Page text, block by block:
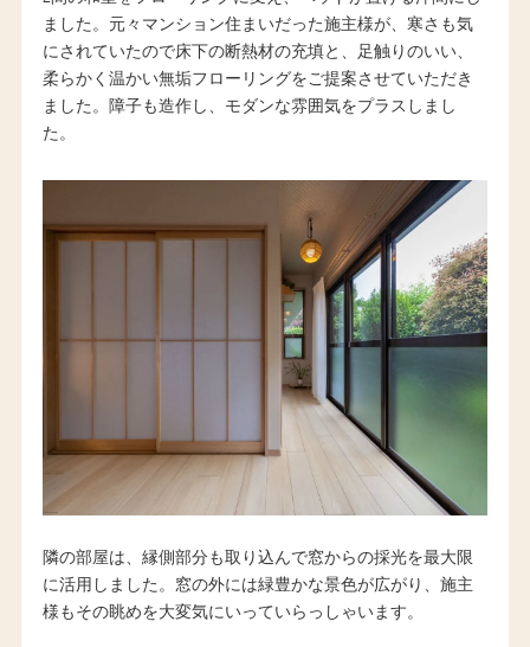
ました。元々マンション住まいだった施主様が、寒さも気
にされていたので床下の断熱材の充填と、足触りのいい、
柔らかく温かい無垢フローリングをご提案させていただき
ました。障子も造作し、モダンな雰囲気をプラスしまし
た。
隣の部屋は、縁側部分も取り込んで窓からの採光を最大限
に活用しました。窓の外には緑豊かな景色が広がり、施主
様もその眺めを大変気にいっていらっしゃいます。